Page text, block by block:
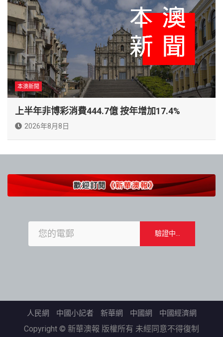
本澳新聞
上半年非博彩消費444.7億 按年增加17.4%
2026年8月8日
人民網 中國小記者 新華網 中國網 中國經濟網
Copyright © 新華澳報 版權所有 未經同意不得復制